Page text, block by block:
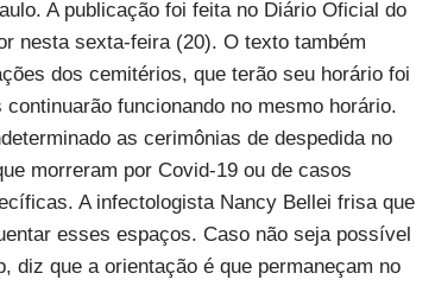
A publicação foi feita no Diário Oficial do
nesta sexta-feira (20). O texto também
dos cemitérios, que terão seu horário foi
funcionando no mesmo horário.
as cerimônias de despedida no
morreram por Covid-19 ou de casos
A infectologista Nancy Bellei frisa que
esses espaços. Caso não seja possível
diz que a orientação é que permaneçam no